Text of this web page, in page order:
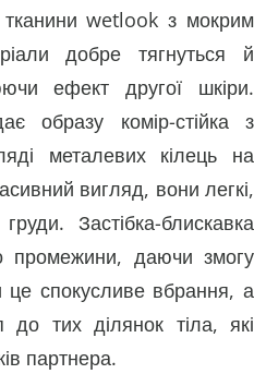
тканини wetlook з мокрим
добре тягнуться й
ефект другої шкіри.
образу комір-стійка з
металевих кілець на
вигляд, вони легкі,
Застібка-блискавка
промежини, даючи змогу
це спокусливе вбрання, а
до тих ділянок тіла, які
партнера.